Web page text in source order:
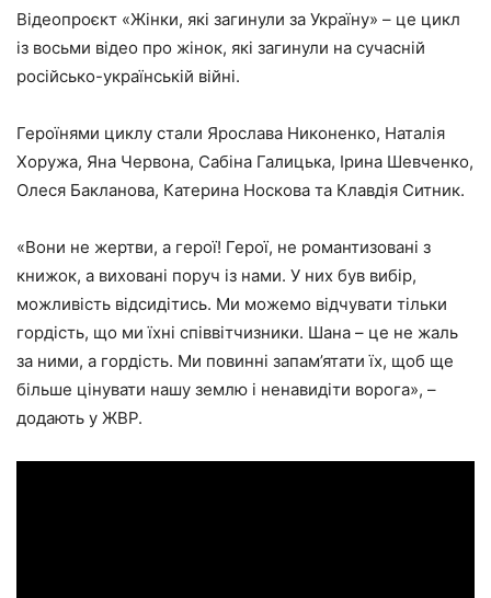
Відеопроєкт «Жінки, які загинули за Україну» – це цикл
із восьми відео про жінок, які загинули на сучасній
російсько-українській війні.
Героїнями циклу стали Ярослава Никоненко, Наталія
Хоружа, Яна Червона, Сабіна Галицька, Ірина Шевченко,
Олеся Бакланова, Катерина Носкова та Клавдія Ситник.
«Вони не жертви, а герої! Герої, не романтизовані з
книжок, а виховані поруч із нами. У них був вибір,
можливість відсидітись. Ми можемо відчувати тільки
гордість, що ми їхні співвітчизники. Шана – це не жаль
за ними, а гордість. Ми повинні запам’ятати їх, щоб ще
більше цінувати нашу землю і ненавидіти ворога», –
додають у ЖВР.